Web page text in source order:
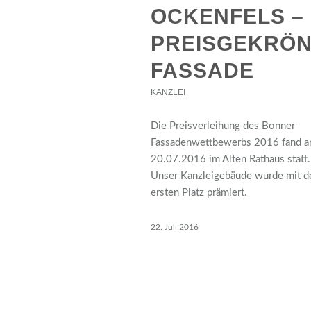
OCKENFELS –
FASSADE
KANZLEI
Die Preisverleihung des Bonner
Fassadenwettbewerbs 2016 fand
20.07.2016 im Alten Rathaus statt.
Unser Kanzleigebäude wurde mit
ersten Platz prämiert.
22. Juli 2016